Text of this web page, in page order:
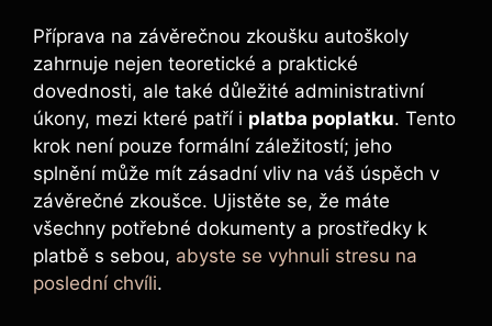
Příprava na závěrečnou zkoušku‌ autoškoly
zahrnuje nejen teoretické a praktické
dovednosti, ale také důležité administrativní
úkony, mezi které patří i platba ⁤poplatku.⁤ Tento
krok není pouze formální záležitostí; jeho
splnění může mít zásadní⁢ vliv ⁢na váš ⁤úspěch v
závěrečné zkoušce. Ujistěte se, že máte
všechny potřebné ‌dokumenty a ​prostředky k
platbě ‍s sebou, abyste se vyhnuli stresu na
poslední chvíli.